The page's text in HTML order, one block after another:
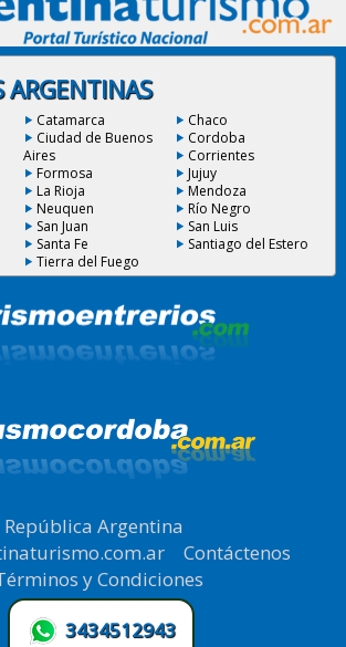
ARGENTINAS
Catamarca
Chaco
Ciudad de Buenos
Aires
Cordoba
Corrientes
Formosa
Jujuy
La Rioja
Mendoza
Neuquen
Río Negro
San Juan
San Luis
Santa Fe
Santiago del Estero
Tierra del Fuego
República Argentina
| Contáctenos
y Condiciones
3434512943